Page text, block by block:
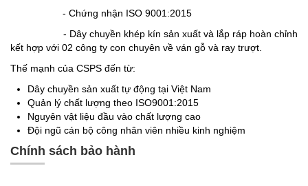
- Chứng nhận ISO 9001:2015
- Dây chuyền khép kín sản xuất và lắp ráp hoàn chỉnh
kết hợp với 02 công ty con chuyên về ván gỗ và ray trượt.
Thế mạnh của CSPS đến từ:
Dây chuyền sản xuất tự động tại Việt Nam
Quản lý chất lượng theo ISO9001:2015
Nguyên vật liệu đầu vào chất lượng cao
Đội ngũ cán bộ công nhân viên nhiều kinh nghiệm
Chính sách bảo hành